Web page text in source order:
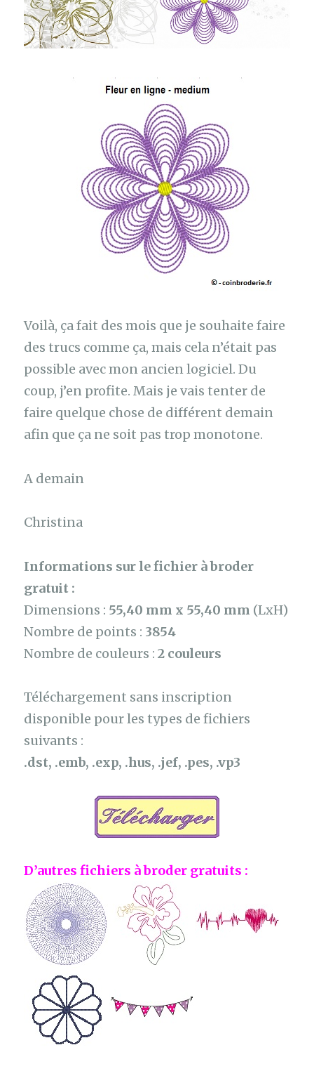
Voilà, ça fait des mois que je souhaite faire
des trucs comme ça, mais cela n’était pas
possible avec mon ancien logiciel. Du
coup, j’en profite. Mais je vais tenter de
faire quelque chose de différent demain
afin que ça ne soit pas trop monotone.
A demain
Christina
Informations sur le fichier à broder
gratuit :
Dimensions : 55,40 mm x 55,40 mm (LxH)
Nombre de points : 3854
Nombre de couleurs :2 couleurs
Téléchargement sans inscription
disponible pour les types de fichiers
suivants :
.dst, .emb, .exp, .hus, .jef, .pes, .vp3
D’autres fichiers à broder gratuits :